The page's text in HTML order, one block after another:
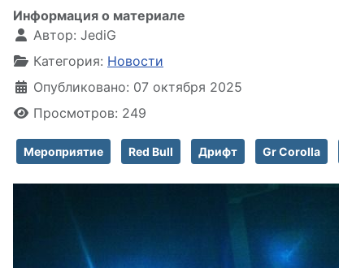
Информация о материале
Автор: JediG
Категория: Новости
Опубликовано: 07 октября 2025
Просмотров: 249
Мероприятие Red Bull Дрифт Gr Corolla